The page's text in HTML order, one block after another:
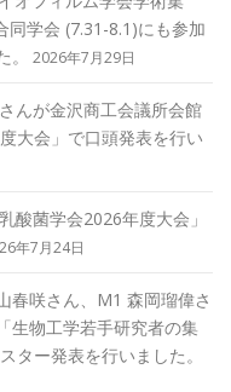
同学会 (7.31-8.1)にも参加
2026年7月29日
んが金沢商工会議所会館
大会」で口頭発表を行い
菌学会2026年度大会」
年7月24日
咲さん、M1 森岡瑠偉さ
生物工学若手研究者の集
ター発表を行いました。